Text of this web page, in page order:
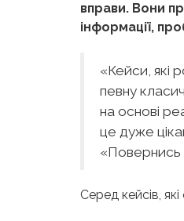
вправи. Вони
інформації,
«Кейси, які
певну
на основі
це дуже
«Повернись
Серед кейсів,